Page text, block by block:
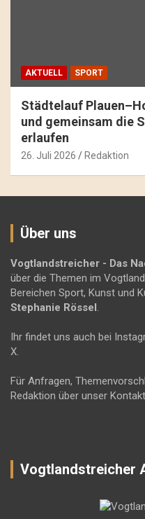
AKTUELL SPORT
Städtelauf
und gemeinsam die
erlaufen
26. Juli 2026 Redaktion
Über uns
Vogtlandstreicher - Das
über die Themen im
Bereichen Sport, Kunst und
Stephanie Rössel .
Ihr findet uns auch bei
X.
Für Anfragen,
Redaktion über unser
Vogtlandstreicher